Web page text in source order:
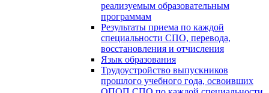
реализуемым образовательным
программам
Результаты приема по каждой
специальности СПО, перевода,
восстановления и отчисления
Язык образования
Трудоустройство выпускников
прошлого учебного года, освоивших